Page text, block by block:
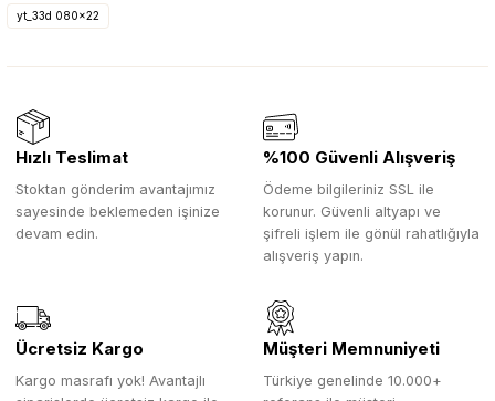
yt_33d 080x22
Hızlı Teslimat
Stoktan gönderim avantajımız
sayesinde beklemeden işinize
devam edin.
%100 Güvenli Alışveriş
Ödeme bilgileriniz SSL ile
korunur. Güvenli altyapı ve
şifreli işlem ile gönül rahatlığıyla
alışveriş yapın.
Ücretsiz Kargo
Kargo masrafı yok! Avantajlı
Müşteri Memnuniyeti
Türkiye genelinde 10.000+